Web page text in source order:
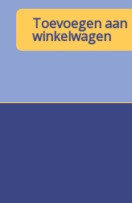
was:
€ 5,00.
is:
€ 2,50.
Toevoegen aan
winkelwagen